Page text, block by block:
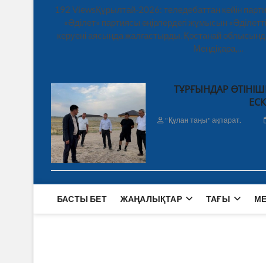
192 ViewsҚұрылтай-2026: теледебаттан кейін
«Әділет» партиясы өңірлердегі жұмысын
керуені аясында жалғастырды. Қостанай
Меңдіқара,…
ТҰРҒЫНДАР
"Құлан таңы" ақпарат.
БАСТЫ БЕТ ЖАҢАЛЫҚТАР ТАҒЫ